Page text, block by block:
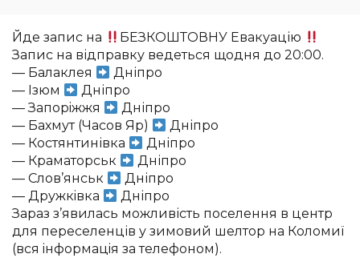
Йде запис на
БЕЗКОШТОВНУ Евакуацію
Запис на відправку ведеться щодня до 20:00.
— Балаклея
Дніпро
— Iзюм
Дніпро
— Запорiжжя
Дніпро
— Бахмут (Часов Яр)
Дніпро
— Костянтинівка
Дніпро
— Краматорськ
Дніпро
— Слов’янськ
Дніпро
— Дружкiвка
Дніпро
Зараз з’явилась можливість поселення в центр
для переселенців у зимовий шелтор на Коломиї
(вся iнформацiя за телефоном).